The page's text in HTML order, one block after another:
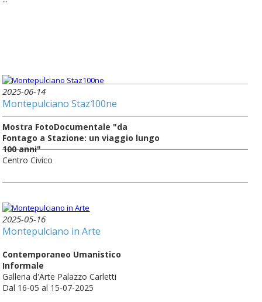
2025-06-14
Montepulciano Staz100ne
Mostra FotoDocumentale "da
Fontago a Stazione: un viaggio lungo
100 anni"
Centro Civico
2025-05-16
Montepulciano in Arte
Contemporaneo Umanistico
Informale
Galleria d'Arte Palazzo Carletti
Dal 16-05 al 15-07-2025